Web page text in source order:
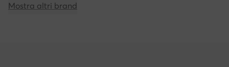
Mostra altri brand